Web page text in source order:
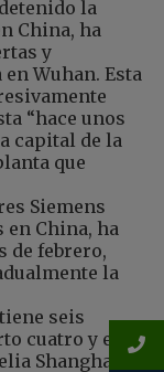
la
China, ha
y
Wuhan. Esta
“hace unos
capital de la
que
Siemens
en China, ha
de febrero,
la
seis
cuatro y está
Shanghai